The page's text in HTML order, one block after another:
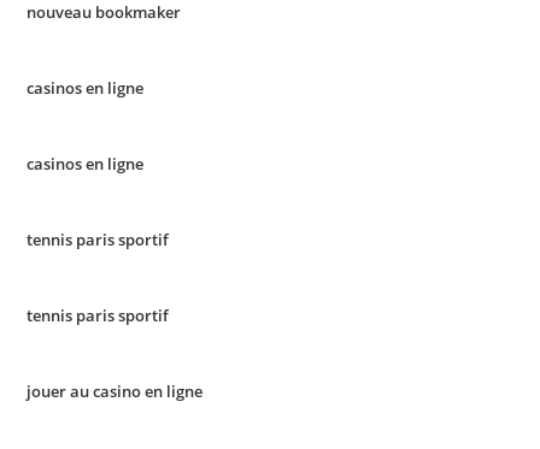
nouveau bookmaker
casinos en ligne
casinos en ligne
tennis paris sportif
tennis paris sportif
jouer au casino en ligne